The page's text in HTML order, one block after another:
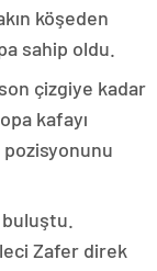
köşeden
sahip oldu.
çizgiye kadar
kafayı
pozisyonunu
Zafer direk